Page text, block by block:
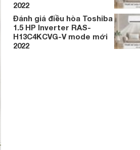
2022
Đánh giá điều hòa Toshiba
1.5 HP Inverter RAS-
H13C4KCVG-V mode mới
2022